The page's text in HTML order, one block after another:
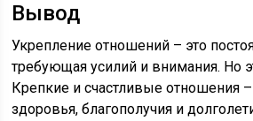
Вывод
Укрепление отношений – это
требующая усилий и внимания. Но
Крепкие и счастливые отношения –
здоровья, благополучия и